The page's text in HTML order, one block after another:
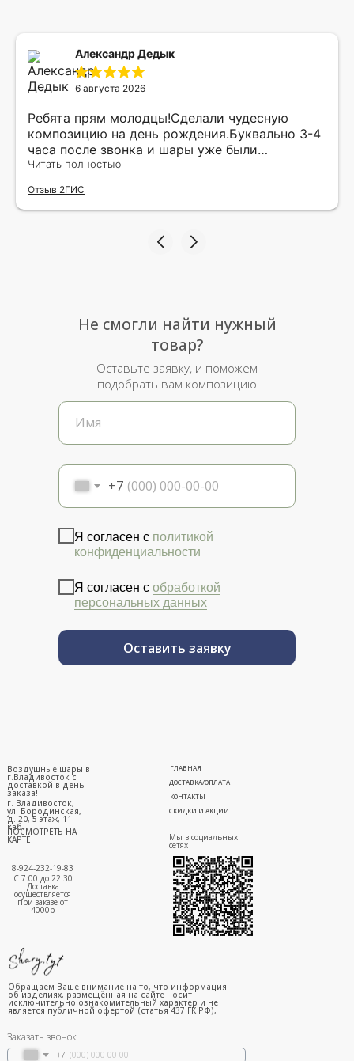
Александр Дедык
6 августа 2026
Ребята прям молодцы!Сделали чудесную
композицию на день рождения.Буквально 3-4
часа после звонка и шары уже были
доставлены мне по адресу.Качество
рада.
Читать полностью
Отзыв 2ГИС
+7
Я согласен с политикой
конфиденциальности
Я согласен с обработкой
персональных данных
Оставить заявку
Не смогли найти нужный
товар?
Оставьте заявку, и поможем
подобрать вам композицию
г. Владивосток,
ул. Бородинская,
д. 20, 5 этаж, 11
каб.
ПОСМОТРЕТЬ НА
КАРТЕ
ГЛАВНАЯ
ДОСТАВКА/ОПЛАТА
СКИДКИ И АКЦИИ
КОНТАКТЫ
8-924-232-19-83
С 7:00 до 22:30
Доставка
осуществляется
при заказе от
4000р
Воздушные шары в
г.Владивосток с
доставкой в день
заказа!
Мы в социальных
сетях
Заказать звонок
+7
Обращаем Ваше внимание на то, что информация
об изделиях, размещённая на сайте носит
исключительно ознакомительный характер и не
является публичной офертой (статья 437 ГК РФ),